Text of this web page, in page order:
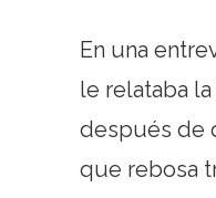
En una
le relataba
después de
que rebosa